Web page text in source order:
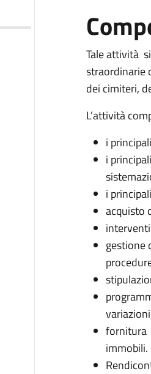
Tale attività
straordinarie
dei cimiteri,
L’attività
i
i
i
acquisto
gestione
immobili.